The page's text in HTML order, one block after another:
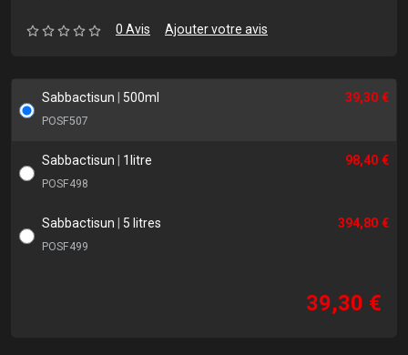
0 Avis Ajouter votre avis
Sabbactisun 500ml
POSF507
39,30 €
Sabbactisun 1litre
POSF498
98,40 €
Sabbactisun 5 litres
POSF499
394,80 €
39,30 €